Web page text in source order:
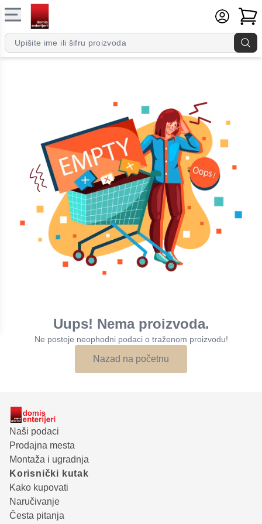
Uups! Nema proizvoda.
Ne postoje neophodni podaci o traženom proizvodu!
Nazad na početnu
Naši podaci
Prodajna mesta
Montaža i ugradnja
Korisnički kutak
Kako kupovati
Naručivanje
Česta pitanja